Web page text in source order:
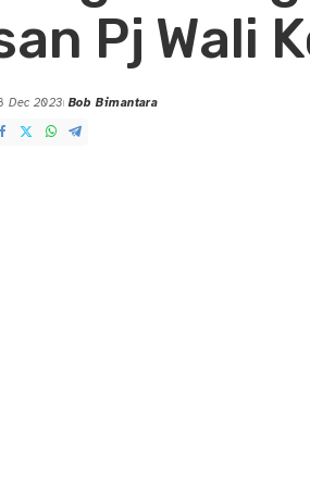
Pj Wali
Dec 2023
Posted
by
Bob Bimantara